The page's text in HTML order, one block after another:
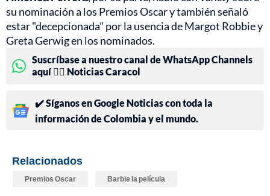
su nominación a los Premios Oscar y también señaló
estar "decepcionada" por la usencia de Margot Robbie y
Greta Gerwig en los nominados.
Suscríbase a nuestro canal de WhatsApp Channels
aquí 👉🏻 Noticias Caracol
✔️ Síganos en Google Noticias con toda la
información de Colombia y el mundo.
Relacionados
Premios Oscar Barbie la película